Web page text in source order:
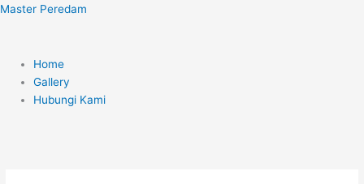
Skip
Master Peredam
Menu
Home
Gallery
Hubungi Kami